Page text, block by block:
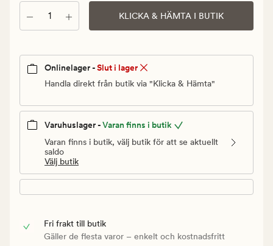
180
kr
Antal KLICKA & HÄMTA I BUTIK
Onlinelager -Slut i lager
Handla direkt från butik via "Klicka & Hämta"
Varuhuslager -Varan finns i butik
Varan finns i butik, välj butik för att se aktuellt
saldo
Välj butik
Fri frakt till butik
Gäller de flesta varor – enkelt och kostnadsfritt